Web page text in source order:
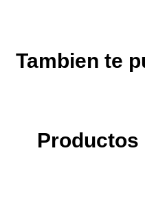
Tambien te
Productos